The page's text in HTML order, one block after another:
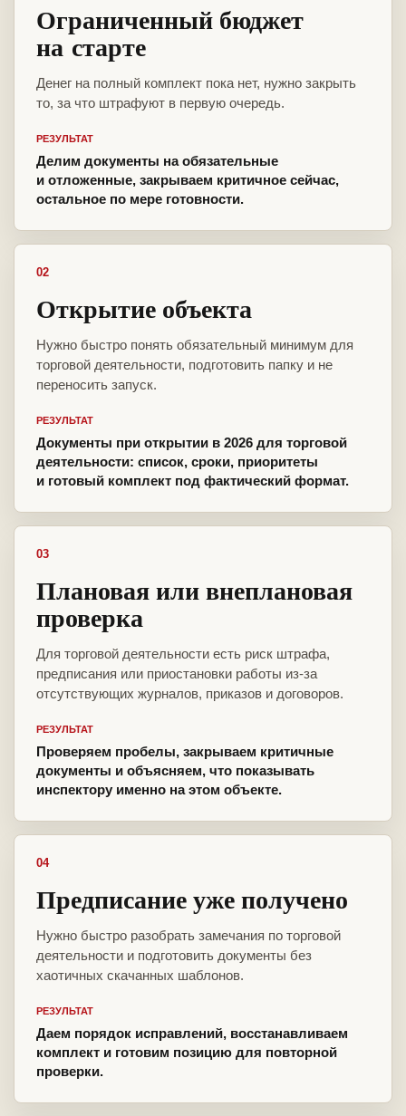
Ограниченный бюджет
на старте
Денег на полный комплект пока нет, нужно закрыть
то, за что штрафуют в первую очередь.
РЕЗУЛЬТАТ
Делим документы на обязательные
и отложенные, закрываем критичное сейчас,
остальное по мере готовности.
02
Открытие объекта
Нужно быстро понять обязательный минимум для
торговой деятельности, подготовить папку и не
переносить запуск.
РЕЗУЛЬТАТ
Документы при открытии в 2026 для торговой
деятельности: список, сроки, приоритеты
и готовый комплект под фактический формат.
03
Плановая или внеплановая
проверка
Для торговой деятельности есть риск штрафа,
предписания или приостановки работы из-за
отсутствующих журналов, приказов и договоров.
РЕЗУЛЬТАТ
Проверяем пробелы, закрываем критичные
документы и объясняем, что показывать
инспектору именно на этом объекте.
04
Предписание уже получено
Нужно быстро разобрать замечания по торговой
деятельности и подготовить документы без
хаотичных скачанных шаблонов.
РЕЗУЛЬТАТ
Даем порядок исправлений, восстанавливаем
комплект и готовим позицию для повторной
проверки.